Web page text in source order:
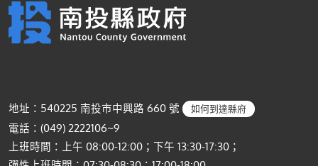
地址：540225 南投市中興路 660 號 如何到達縣府
電話：(049) 2222106~9
上班時間：上午 08:00-12:00；下午 13:30-17:30；